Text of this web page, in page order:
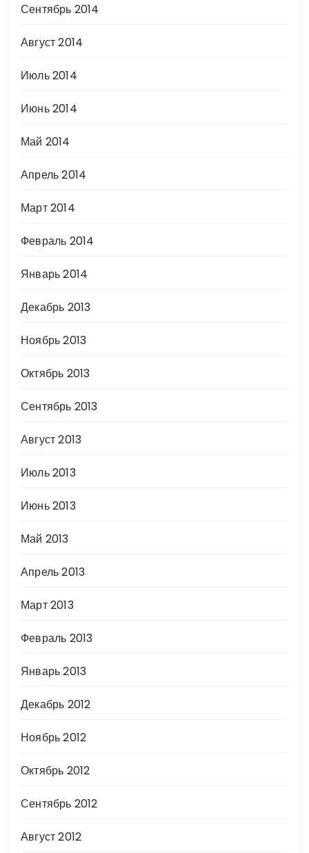
Сентябрь 2014
Август 2014
Июль 2014
Июнь 2014
Май 2014
Апрель 2014
Март 2014
Февраль 2014
Январь 2014
Декабрь 2013
Ноябрь 2013
Октябрь 2013
Сентябрь 2013
Август 2013
Июль 2013
Июнь 2013
Май 2013
Апрель 2013
Март 2013
Февраль 2013
Январь 2013
Декабрь 2012
Ноябрь 2012
Октябрь 2012
Сентябрь 2012
Август 2012